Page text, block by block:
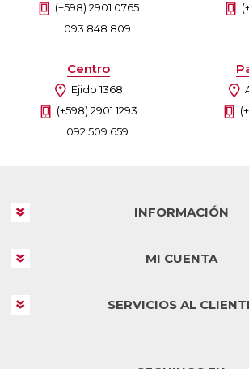
(+598) 2901 0765
093 848 809
Centro
Ejido 1368
(+598) 2901 1293
092 509 659
INFORMACIÓN
MI CUENTA
SERVICIOS AL